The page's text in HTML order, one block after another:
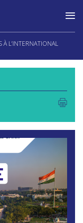
À L’INTERNATIONAL